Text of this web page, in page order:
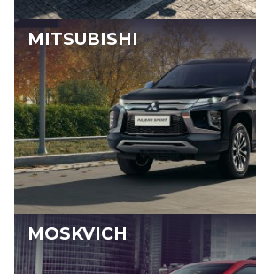
MITSUBISHI
MOSKVICH